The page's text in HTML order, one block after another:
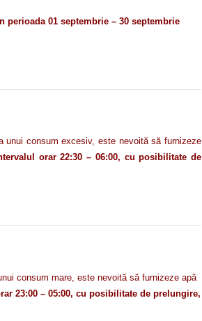
perioada 01 septembrie – 30 septembrie
unui consum excesiv,este nevoită săfurnizeze
orar 22:30 – 06:00, cu posibilitate de
consum mare, este nevoită să furnizeze apă
23:00 – 05:00, cu posibilitate de prelungire,